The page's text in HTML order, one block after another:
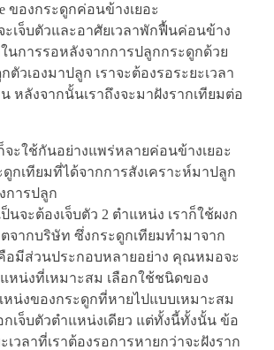
ของกระดูกค่อนข้างเยอะ
เจ็บตัวและอาศัยเวลาพักฟื้นค่อนข้าง
ในการรอหลังจากการปลูกกระดูกด้วย
ตัวเองมาปลูก เราจะต้องรอระยะเวลา
หลังจากนั้นเราถึงจะมาฝังรากเทียมต่อ
ะใช้กันอย่างแพร่หลายค่อนข้างเยอะ
กเทียมที่ได้จากการสังเคราะห์มาปลูก
การปลูก
นจะต้องเจ็บตัว 2 ตำแหน่ง เราก็ใช้ผงก
จากบริษัท ซึ่งกระดูกเทียมทำมาจาก
อมีส่วนประกอบหลายอย่าง คุณหมอจะ
หน่งที่เหมาะสม เลือกใช้ชนิดของ
น่งของกระดูกที่หายไปแบบเหมาะสม
เจ็บตัวตำแหน่งเดียว แต่ทั้งนี้ทั้งนั้น ข้อ
เวลาที่เราต้องรอการหายกว่าจะฝังราก